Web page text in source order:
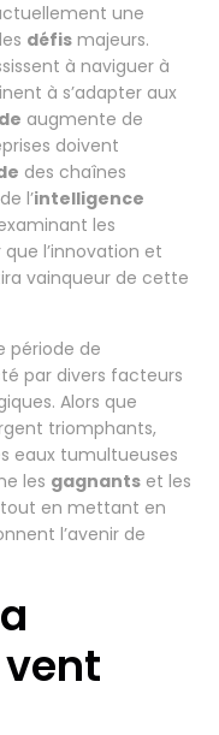
une
défis majeurs.
à naviguer à
à s’adapter aux
augmente de
doivent
des chaînes
l’intelligence
les
l’innovation et
vainqueur de cette
période de
par divers facteurs
Alors que
triomphants,
eaux tumultueuses
les gagnants et les
en mettant en
l’avenir de